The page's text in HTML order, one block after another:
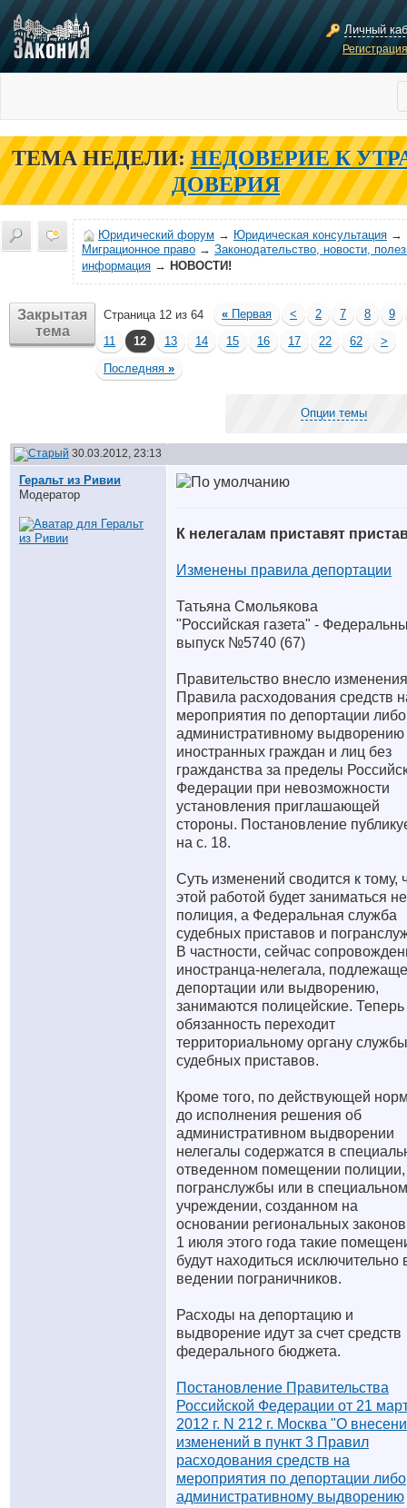
Личный
ТЕМА НЕДЕЛИ: НЕДОВЕРИЕ К
ДОВЕРИЯ
Юридический форум → Юридическая консультация →
Миграционное право → Законодательство, новости,
информация → НОВОСТИ!
Закрытая
тема
Страница 12 из 64 « Первая < 2 7 8
9
11
12 13 14 15 16 17 22 62
>
Последняя »
Опции темы
30.03.2012, 23:13
Геральт из Ривии
Модератор
К нелегалам приставят
Изменены правила депортации
Татьяна Смольякова
"Российская газета" -
выпуск №5740 (67)
Правительство внесло
Правила расходования средств
мероприятия по депортации либо
административному выдворению
иностранных граждан и лиц без
гражданства за пределы
Федерации при невозможности
установления приглашающей
стороны. Постановление
на с. 18.
Суть изменений сводится к тому,
этой работой будет заниматься не
полиция, а Федеральная служба
судебных приставов и
В частности, сейчас
иностранца-нелегала,
депортации или выдворению,
занимаются полицейские. Теперь
обязанность переходит
территориальному органу службы
судебных приставов.
Кроме того, по действующей
до исполнения решения об
административном выдворении
нелегалы содержатся в
отведенном помещении полиции,
погранслужбы или в специальном
учреждении, созданном на
основании региональных
1 июля этого года такие
будут находиться исключительно
ведении пограничников.
Расходы на депортацию и
выдворение идут за счет средств
федерального бюджета.
Постановление Правительства
Российской Федерации от 21
2012 г. N 212 г. Москва "О
изменений в пункт 3 Правил
расходования средств на
мероприятия по депортации либо
административному выдворению